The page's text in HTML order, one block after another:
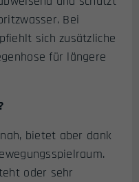
Bei
sich zusätzliche
für längere
bietet aber dank
oder sehr